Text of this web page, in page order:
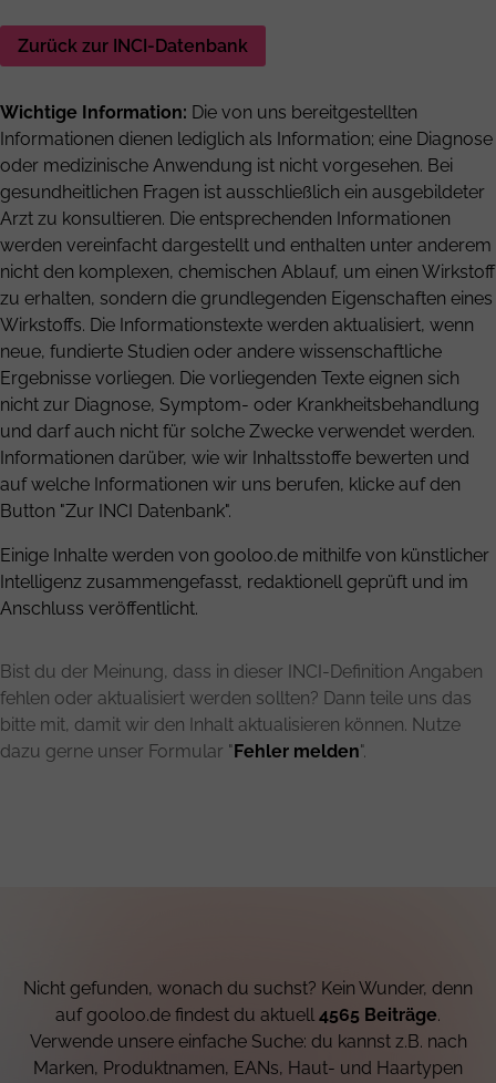
Zurück zur INCI-Datenbank
Wichtige Information: Die von uns bereitgestellten
Informationen dienen lediglich als Information; eine Diagnose
oder medizinische Anwendung ist nicht vorgesehen. Bei
gesundheitlichen Fragen ist ausschließlich ein ausgebildeter
Arzt zu konsultieren. Die entsprechenden Informationen
werden vereinfacht dargestellt und enthalten unter anderem
nicht den komplexen, chemischen Ablauf, um einen Wirkstoff
zu erhalten, sondern die grundlegenden Eigenschaften eines
Wirkstoffs. Die Informationstexte werden aktualisiert, wenn
neue, fundierte Studien oder andere wissenschaftliche
Ergebnisse vorliegen. Die vorliegenden Texte eignen sich
nicht zur Diagnose, Symptom- oder Krankheitsbehandlung
und darf auch nicht für solche Zwecke verwendet werden.
Informationen darüber, wie wir Inhaltsstoffe bewerten und
auf welche Informationen wir uns berufen, klicke auf den
Button "Zur INCI Datenbank".
Einige Inhalte werden von gooloo.de mithilfe von künstlicher
Intelligenz zusammengefasst, redaktionell geprüft und im
Anschluss veröffentlicht.
Bist du der Meinung, dass in dieser INCI-Definition Angaben
fehlen oder aktualisiert werden sollten? Dann teile uns das
bitte mit, damit wir den Inhalt aktualisieren können. Nutze
dazu gerne unser Formular "Fehler melden".
Nicht gefunden, wonach du suchst? Kein Wunder, denn
auf gooloo.de findest du aktuell 4565 Beiträge.
Verwende unsere einfache Suche: du kannst z.B. nach
Marken, Produktnamen, EANs, Haut- und Haartypen